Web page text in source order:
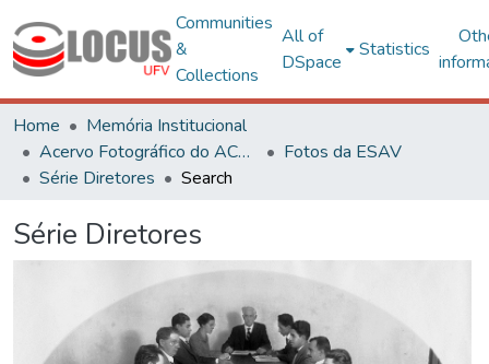
Communities
&
Collections
All of
DSpace
Statistics
Home
Memória Institucional
Acervo Fotográfico do ACH-UFV
Fotos da ESAV
Série Diretores
Search
Série Diretores